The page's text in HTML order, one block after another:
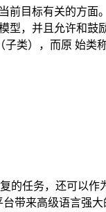
目标有关的方
，并且允许和
类），而原 始
的任务，还可以
带来高级语言强